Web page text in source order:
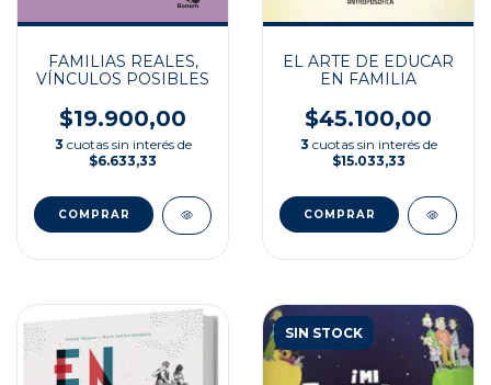
FAMILIAS REALES,
VÍNCULOS POSIBLES
$19.900,00
3 cuotas sin interés de
$6.633,33
EL ARTE DE EDUCAR
EN FAMILIA
$45.100,00
3 cuotas sin interés de
$15.033,33
SIN STOCK